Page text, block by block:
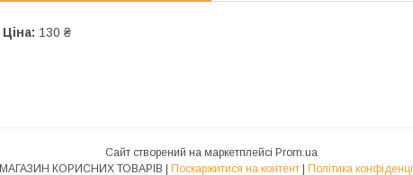
Ціна: 130 ₴
Сайт створений на маркетплейсі Prom.ua
Поскаржитися на контент Політика